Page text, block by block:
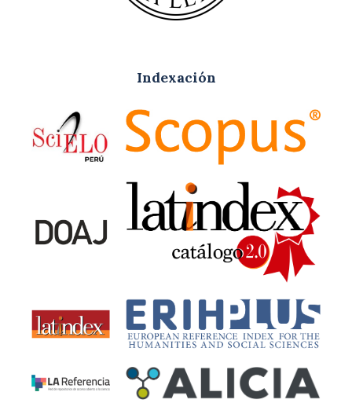
Indexación